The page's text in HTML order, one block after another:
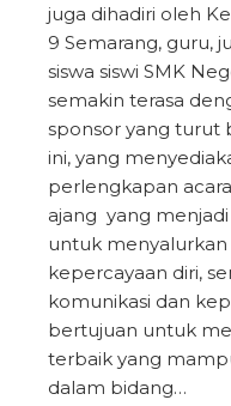
juga dihadiri oleh
9 Semarang, guru,
siswa siswi SMK
semakin terasa
sponsor yang turut
ini, yang
perlengkapan
ajang yang menjadi
untuk
kepercayaan diri,
komunikasi dan
bertujuan untuk
terbaik yang
dalam bidang…